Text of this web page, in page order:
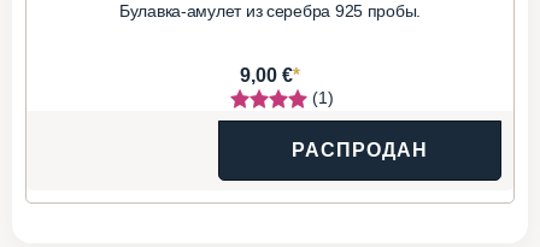
Булавка-амулет из серебра 925 пробы.
9,00 €*
(1)
РАСПРОДАН